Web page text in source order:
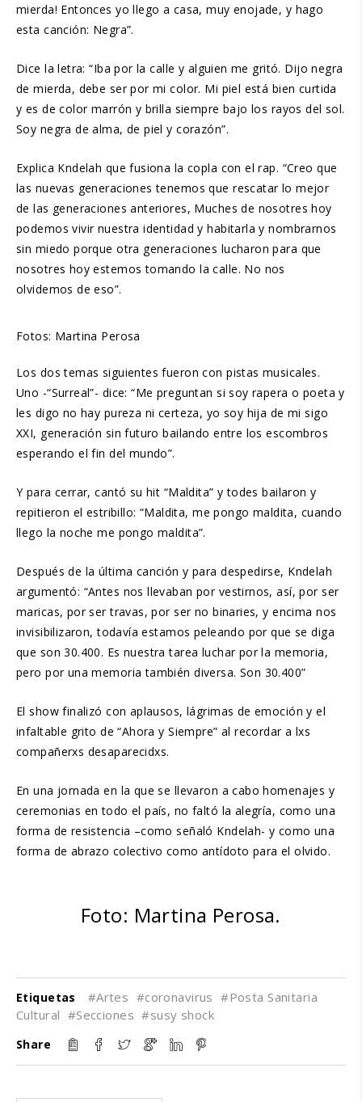
mierda! Entonces yo llego a casa, muy enojade, y hago
esta canción: Negra”.
Dice la letra: “Iba por la calle y alguien me gritó. Dijo negra
de mierda, debe ser por mi color. Mi piel está bien curtida
y es de color marrón y brilla siempre bajo los rayos del sol.
Soy negra de alma, de piel y corazón”.
Explica Kndelah que fusiona la copla con el rap. “Creo que
las nuevas generaciones tenemos que rescatar lo mejor
de las generaciones anteriores, Muches de nosotres hoy
podemos vivir nuestra identidad y habitarla y nombrarnos
sin miedo porque otra generaciones lucharon para que
nosotres hoy estemos tomando la calle. No nos
olvidemos de eso”.
Fotos: Martina Perosa
Los dos temas siguientes fueron con pistas musicales.
Uno -“Surreal”- dice: “Me preguntan si soy rapera o poeta y
les digo no hay pureza ni certeza, yo soy hija de mi sigo
XXI, generación sin futuro bailando entre los escombros
esperando el fin del mundo”.
Y para cerrar, cantó su hit “Maldita” y todes bailaron y
repitieron el estribillo: “Maldita, me pongo maldita, cuando
llego la noche me pongo maldita”.
Después de la última canción y para despedirse, Kndelah
argumentó: “Antes nos llevaban por vestirnos, así, por ser
maricas, por ser travas, por ser no binaries, y encima nos
invisibilizaron, todavía estamos peleando por que se diga
que son 30.400. Es nuestra tarea luchar por la memoria,
pero por una memoria también diversa. Son 30.400”
El show finalizó con aplausos, lágrimas de emoción y el
infaltable grito de “Ahora y Siempre” al recordar a lxs
compañerxs desaparecidxs.
En una jornada en la que se llevaron a cabo homenajes y
ceremonias en todo el país, no faltó la alegría, como una
forma de resistencia –como señaló Kndelah- y como una
forma de abrazo colectivo como antídoto para el olvido.
Foto: Martina Perosa.
Etiquetas #Artes #coronavirus #Posta Sanitaria
Cultural #Secciones #susy shock
Share